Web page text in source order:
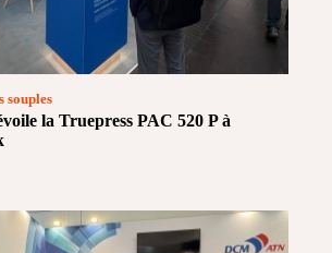
la Truepress PAC 520 P à
souples